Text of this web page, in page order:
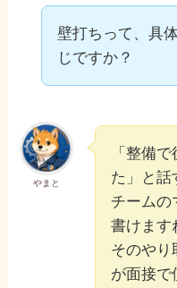
壁打ちって、具
じですか？
やまと
「整備
た」と話
チームの
書けます
そのやり
が面接で